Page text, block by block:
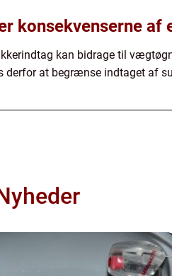
konsekvenserne af
kan bidrage til
derfor at begrænse indtaget af